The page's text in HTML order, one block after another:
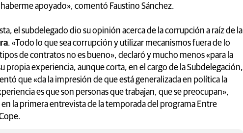
apoyado», comentó Faustino Sánchez.
el subdelegado dio su opinión acerca de la corrupción a raíz de la
. «Todo lo que sea corrupción y utilizar mecanismos fuera de lo
de contratos no es bueno», declaró y mucho menos «para la
propia experiencia, aunque corta, en el cargo de la Subdelegación,
que «da la impresión de que está generalizada en política la
es que son personas que trabajan, que se preocupan»,
la primera entrevista de la temporada del programa Entre